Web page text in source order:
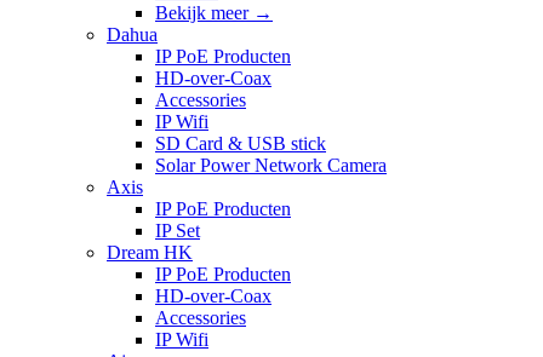
Bekijk meer →
Dahua
IP PoE Producten
HD-over-Coax
Accessories
IP Wifi
SD Card & USB stick
Solar Power Network Camera
Axis
IP PoE Producten
IP Set
Dream HK
IP PoE Producten
HD-over-Coax
Accessories
IP Wifi